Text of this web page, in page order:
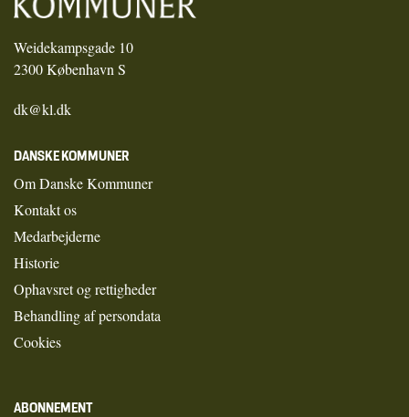
Weidekampsgade 10
2300 København S
dk@kl.dk
DANSKE KOMMUNER
Om Danske Kommuner
Kontakt os
Medarbejderne
Historie
Ophavsret og rettigheder
Behandling af persondata
Cookies
ABONNEMENT